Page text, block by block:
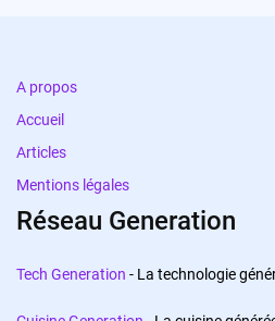
A propos
Accueil
Articles
Mentions légales
Réseau Generation
Tech Generation - La technologie